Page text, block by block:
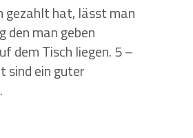
gezahlt hat, lässt man
den man geben
dem Tisch liegen. 5 –
sind ein guter